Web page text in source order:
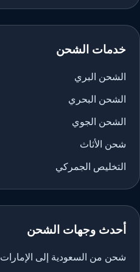
خدمات الشحن
الشحن البري
الشحن البحري
الشحن الجوي
شحن الأثاث
التخليص الجمركي
أحدث وجهات الشحن
شحن من السعودية إلى الإمارات